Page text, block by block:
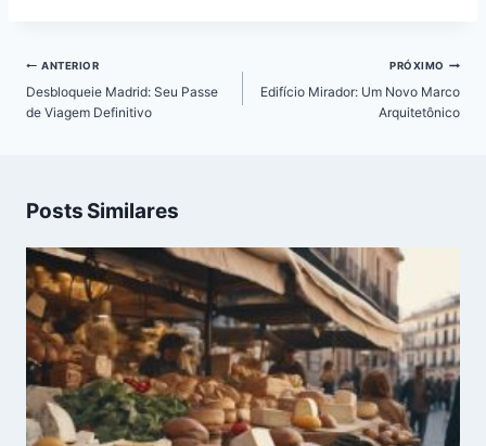
Navegação
de
Post
ANTERIOR
Desbloqueie Madrid: Seu Passe
de Viagem Definitivo
PRÓXIMO
Edifício Mirador: Um Novo Marco
Arquitetônico
Posts Similares